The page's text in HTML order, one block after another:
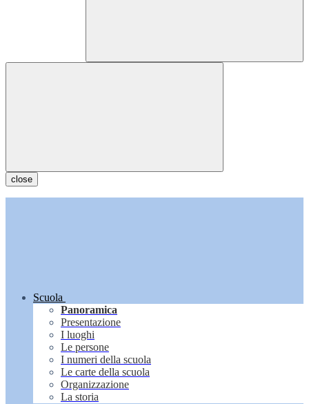
close
Scuola
Panoramica
Presentazione
I luoghi
Le persone
I numeri della scuola
Le carte della scuola
Organizzazione
La storia